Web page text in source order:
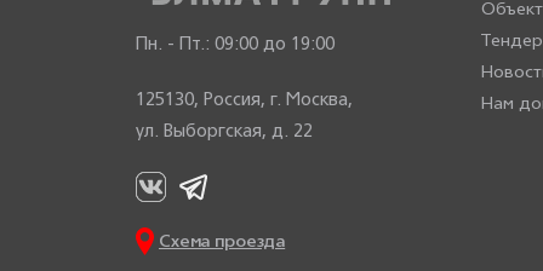
Пн. - Пт.: 09:00 до 19:00
125130, Россия, г. Москва,
ул. Выборгская, д. 22
Схема проезда
Нам